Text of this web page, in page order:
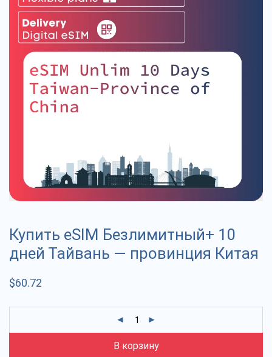
Купить eSIM Безлимитный+ 10
дней Тайвань — провинция Китая
$60.72
В корзину